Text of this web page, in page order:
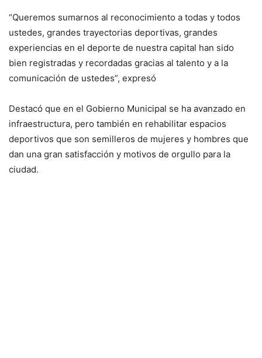
“Queremos sumarnos al reconocimiento a todas y todos
ustedes, grandes trayectorias deportivas, grandes
experiencias en el deporte de nuestra capital han sido
bien registradas y recordadas gracias al talento y a la
comunicación de ustedes”, expresó
Destacó que en el Gobierno Municipal se ha avanzado en
infraestructura, pero también en rehabilitar espacios
deportivos que son semilleros de mujeres y hombres que
dan una gran satisfacción y motivos de orgullo para la
ciudad.